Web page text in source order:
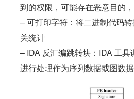
到的权限，可能存在恶意目的
– 可打印字符：将二进制代码
关统计
– IDA 反汇编跳转块：IDA 工
进行处理作为序列数据或图数据